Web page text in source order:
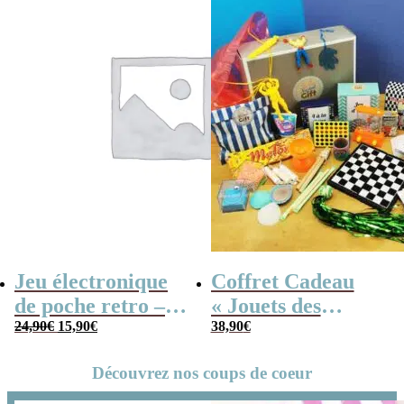
Jeu électronique
de poche retro –
Console vintage
24,90€ Le
prix
15,90€Le
prix
Coffret Cadeau
« Jouets des
années 80 » –
38,90€
Découvrez nos coups de coeur